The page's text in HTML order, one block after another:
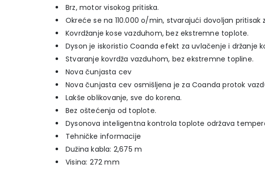
Brz, motor visokog pritiska.
Okreće se na 110.000 o/min, stvarajući dovoljan
Kovrdžanje kose vazduhom, bez ekstremne toplote.
Dyson je iskoristio Coanda efekt za uvlačenje i držanje
Stvaranje kovrdža vazduhom, bez ekstremne topline.
Nova čunjasta cev
Nova čunjasta cev osmišljena je za Coanda protok
Lakše oblikovanje, sve do korena.
Bez oštećenja od toplote.
Dysonova inteligentna kontrola toplote održava
Tehničke informacije
Dužina kabla: 2,675 m
Visina: 272 mm